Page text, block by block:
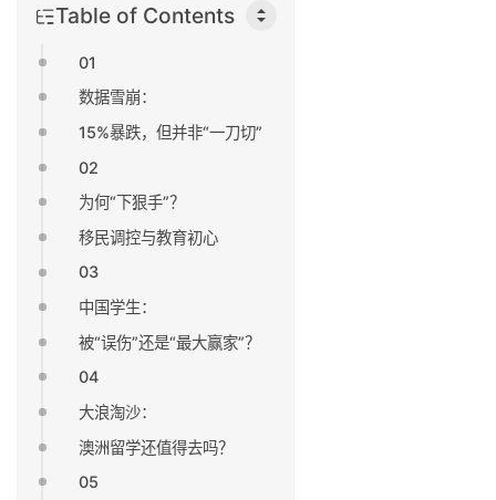
Table of Contents
01
数据雪崩：
15%暴跌，但并非“一刀切”
02
为何“下狠手”？
移民调控与教育初心
03
中国学生：
被“误伤”还是“最大赢家”？
04
大浪淘沙：
澳洲留学还值得去吗？
05